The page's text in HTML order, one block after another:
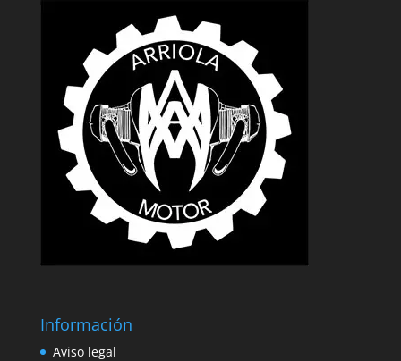
Información
Aviso legal